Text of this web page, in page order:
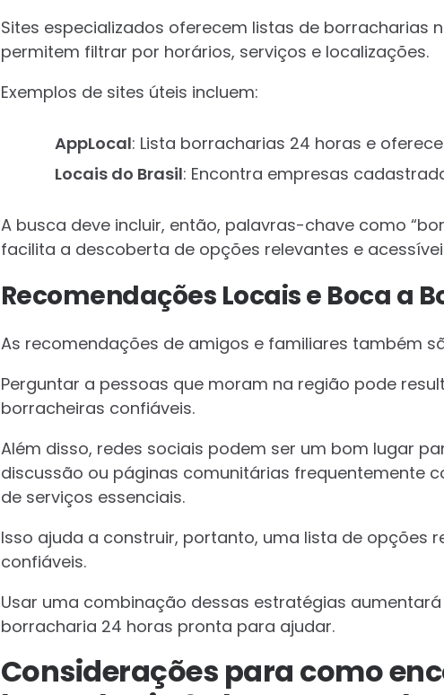
Sites especializados oferecem listas de borracharias
permitem filtrar por horários, serviços e localizações.
Exemplos de sites úteis incluem:
AppLocal: Lista borracharias 24 horas e
Locais do Brasil: Encontra empresas
A busca deve incluir, então, palavras-chave como
facilita a descoberta de opções relevantes e
Recomendações Locais e Boca a
As recomendações de amigos e familiares também
Perguntar a pessoas que moram na região pode
borracheiras confiáveis.
Além disso, redes sociais podem ser um bom lugar
discussão ou páginas comunitárias frequentemente
de serviços essenciais.
Isso ajuda a construir, portanto, uma lista de opções
confiáveis.
Usar uma combinação dessas estratégias
borracharia 24 horas pronta para ajudar.
Considerações para como